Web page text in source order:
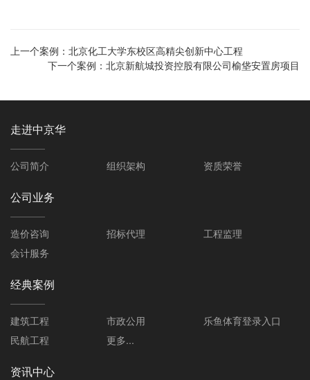
上一个案例： 北京化工大学东校区高精尖创新中心工程
下一个案例： 北京新航城投资控股有限公司榆垡安置房项目
走进中京华
公司简介 组织架构 资质荣誉
公司业务
造价咨询 招标代理
工程监理
会计服务
经典案例
建筑工程 市政公用
乐鱼体育登录入口
民航工程
更多...
资讯中心